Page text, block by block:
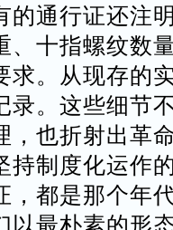
的通行证还注
、十指螺纹数
求。从现存的
录。这些细节
，也折射出革
持制度化运作
，都是那个年